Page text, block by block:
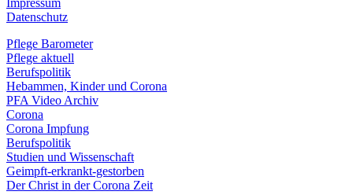
Datenschutz
Pflege Barometer
Pflege aktuell
Berufspolitik
Hebammen, Kinder und Corona
PFA Video Archiv
Corona
Corona Impfung
Berufspolitik
Studien und Wissenschaft
Geimpft-erkrankt-gestorben
Der Christ in der Corona Zeit